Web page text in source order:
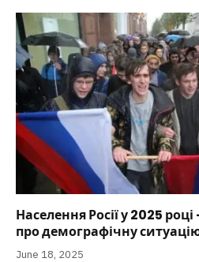
Населення Росії у 2025
про демографічну
June 18, 2025